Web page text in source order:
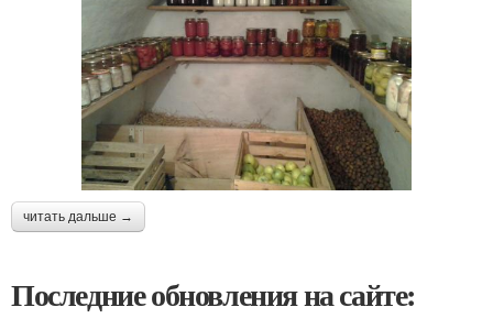
читать дальше →
Последние обновления на сайте: